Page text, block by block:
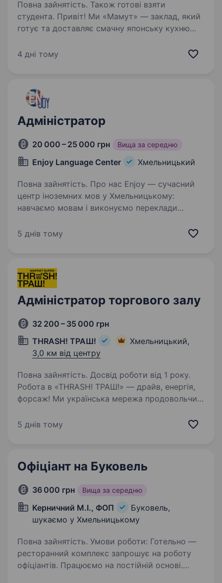
Повна зайнятість. Також готові взяти
студента. Привіт! Ми «Мамут» — заклад, який
готує та доставляє смачну японську кухню
частиною команди. Ми шукаємо
4 дні тому
Адміністратор
20 000 – 25 000 грн Вища за середню
Enjoy Language Center Хмельницький
Повна зайнятість. Про нас Enjoy — сучасний
центр іноземних мов у Хмельницькому:
навчаємо мовам і виконуємо переклади
про людей важать не менше, ніж знання мов.
5 днів тому
Адміністратор торгового залу
32 200 – 35 000 грн
THRASH! ТРАШ!
Хмельницький,
3,0 км від центру
Повна зайнятість. Досвід роботи від 1 року.
Робота в «THRASH! ТРАШ!» — драйв, енергія,
форсаж! Ми українська мережа продовольчих
до групи компаній «Фоззі». Запрошуємо
5 днів тому
Офіціант на Буковель
36 000 грн Вища за середню
Керничний М.І., ФОП
Буковель,
шукаємо у Хмельницькому
Повна зайнятість. Умови роботи: Готельно —
ресторанний комплекс запрошує на роботу
офіціантів. Працюємо на постійній основі.